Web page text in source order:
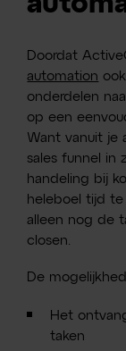
Doordat
automation
onderdelen
op een
Want vanuit je
sales funnel in
handeling bij
heleboel tijd
alleen nog de
closen.
De
Het
taken